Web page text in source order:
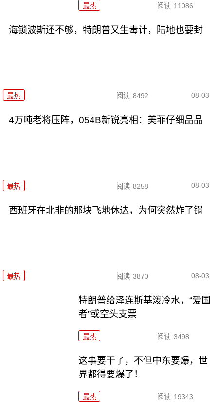
最热 阅读 11086
海锁波斯还不够，特朗普又生毒计，陆地也要封
最热 阅读 8492 08-03
4万吨老将压阵，054B新锐亮相：美菲仔细品品
最热 阅读 8258 08-03
西班牙在北非的那块飞地休达，为何突然炸了锅
最热 阅读 3870 08-03
特朗普给泽连斯基泼冷水，“爱国
者”或空头支票
最热 阅读 3498
这事要干了，不但中东要爆，世
界都得要爆了！
最热 阅读 19343